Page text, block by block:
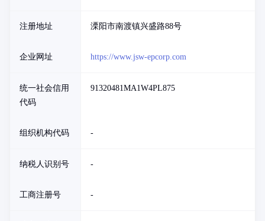
注册地址 溧阳市南渡镇兴盛路88号
企业网址 https://www.jsw-epcorp.com
统一社会信用
代码
91320481MA1W4PL875
组织机构代码 -
纳税人识别号 -
工商注册号 -